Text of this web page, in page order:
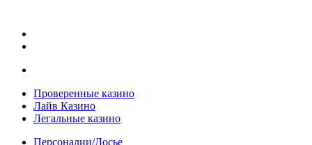
Проверенные казино
Лайв Казино
Легальные казино
Персоналии/Досье